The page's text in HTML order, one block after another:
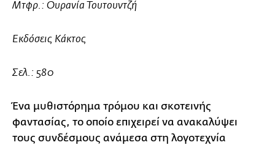
Μτφρ.: Ουρανία Τουτουντζή
Εκδόσεις Κάκτος
Σελ.: 580
Ένα μυθιστόρημα τρόμου και σκοτεινής
φαντασίας, το οποίο επιχειρεί να ανακαλύψει
τους συνδέσμους ανάμεσα στη λογοτεχνία